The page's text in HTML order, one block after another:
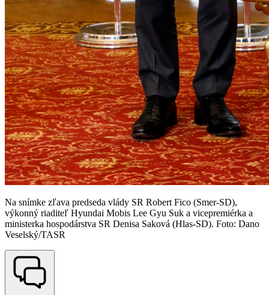
Na snímke zľava predseda vlády SR Robert Fico (Smer-SD),
výkonný riaditeľ Hyundai Mobis Lee Gyu Suk a vicepremiérka a
ministerka hospodárstva SR Denisa Saková (Hlas-SD). Foto: Dano
Veselský/TASR